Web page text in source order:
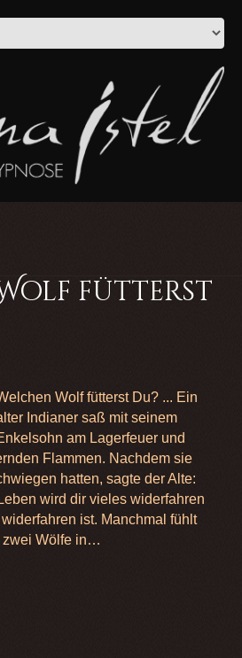
Wolf fütterst
Wolf fütterst Du? ... Ein
Indianer saß mit seinem
am Lagerfeuer und
Flammen. Nachdem sie
hatten, sagte der Alte:
wird dir vieles widerfahren
ist. Manchmal fühlt
zwei Wölfe in…